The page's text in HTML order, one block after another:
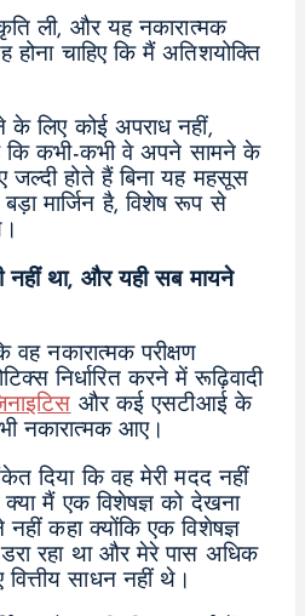
ली, और यह नकारात्मक
चाहिए कि मैं अतिशयोक्ति
के लिए कोई अपराध नहीं,
कि कभी-कभी वे अपने सामने के
जल्दी होते हैं बिना यह महसूस
मार्जिन है, विशेष रूप से
था, और यही सब मायने
नकारात्मक परीक्षण
निर्धारित करने में रूढ़िवादी
और कई एसटीआई के
नकारात्मक आए।
दिया कि वह मेरी मदद नहीं
मैं एक विशेषज्ञ को देखना
कहा क्योंकि एक विशेषज्ञ
रहा था और मेरे पास अधिक
साधन नहीं थे।